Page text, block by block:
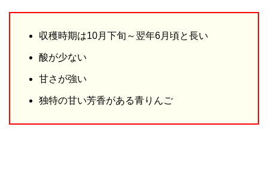
収穫時期は10月下旬～翌年6月頃と長い
酸が少ない
甘さが強い
独特の甘い芳香がある青りんご